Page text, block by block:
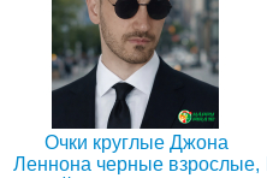
Очки круглые Джона
Леннона черные взрослые,